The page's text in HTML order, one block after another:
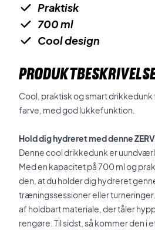
Praktisk
700 ml
Cool design
Cool, praktisk og smart drikkedunk
farve, med god lukkefunktion.
Hold dig hydreret med denne
Denne cool drikkedunk er
Med en kapacitet på 700 ml og
den, at du holder dig hydreret
træningssessioner eller
af holdbart materiale, der tåler
rengøre. Til sidst, så kommer den i